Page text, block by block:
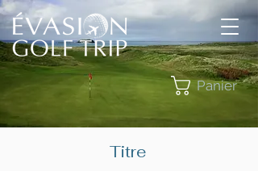
Panier
Titre